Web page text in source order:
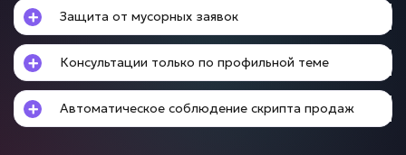
• До +15% конверсии
Подробней
от 5 дней
Защита от мусорных заявок
Консультации только по профильной теме
Автоматическое соблюдение скрипта продаж